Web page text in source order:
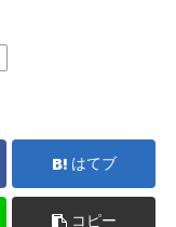
はてブ
コピー